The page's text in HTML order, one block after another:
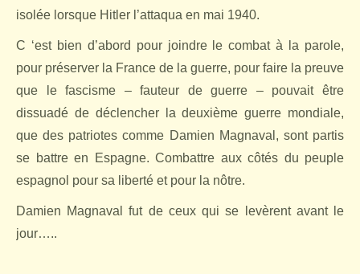
isolée lorsque Hitler l’attaqua en mai 1940.
C ‘est bien d’abord pour joindre le combat à la parole,
pour préserver la France de la guerre, pour faire la preuve
que le fascisme – fauteur de guerre – pouvait être
dissuadé de déclencher la deuxième guerre mondiale,
que des patriotes comme Damien Magnaval, sont partis
se battre en Espagne. Combattre aux côtés du peuple
espagnol pour sa liberté et pour la nôtre.
Damien Magnaval fut de ceux qui se levèrent avant le
jour…..